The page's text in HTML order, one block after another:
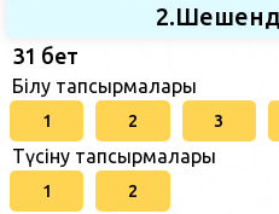
31 бет
Білу тапсырмалары
1 2 3
Түсіну тапсырмалары
1 2